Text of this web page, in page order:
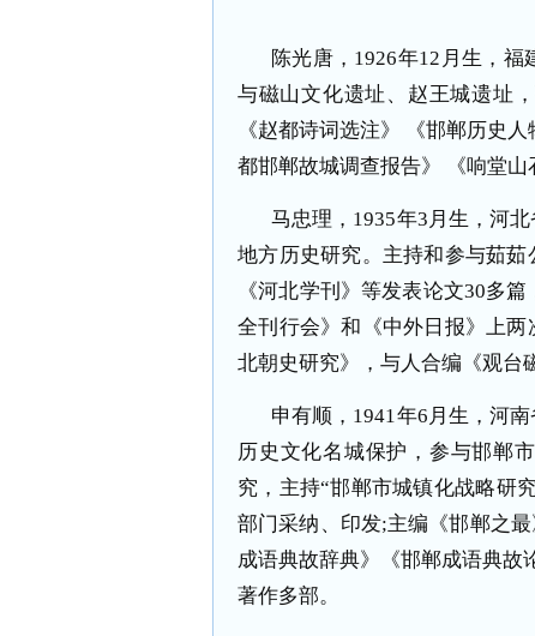
陈光唐， 1926年12 月生，福
与磁山文化遗址、赵王城遗址
《赵都诗词选注》 《邯郸历史
都邯郸故城调查报告》 《响堂山
马忠理， 1935年3 月生，河
地方历史研究。主持和参与茹茹
《河北学刊》等发表论文30多篇
全刊行会》和《中外日报》上
北朝史研究》，与人合编《观台
申有顺， 1941年6 月生，河
历史文化名城保护，参与邯郸
究，主持“邯郸市城镇化战略研
部门采纳、印发;主编《邯郸之
成语典故辞典》《邯郸成语典故
著作多部。